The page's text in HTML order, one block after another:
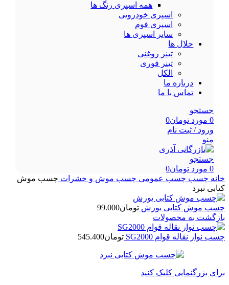
همه اسپری رنگ ها
اسپری خودرویی
اسپری فوم
سایر اسپری ها
حلال ها
تینر روغنی
تینر فوری
الکل
درباره ما
تماس با ما
جستجو
0 مورد تومان0
ورود / ثبت نام
منو
جستجو
0 مورد تومان0
خانه چسب چسب عمومی چسب موش و حشرات چسب موش
کتابی نبرد
چسب موش کتابی یورش تومان99.000
بازگشت به محصولات
چسب نوار نقاله قوام SG2000 تومان545.400
برای بزرگنمایی کلیک کنید